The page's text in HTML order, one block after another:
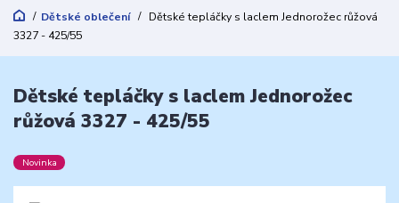
Dětské oblečení
Dětské tepláčky s laclem Jednorožec růžová
3327 - 425/55
Dětské tepláčky s laclem Jednorožec
růžová 3327 - 425/55
Novinka